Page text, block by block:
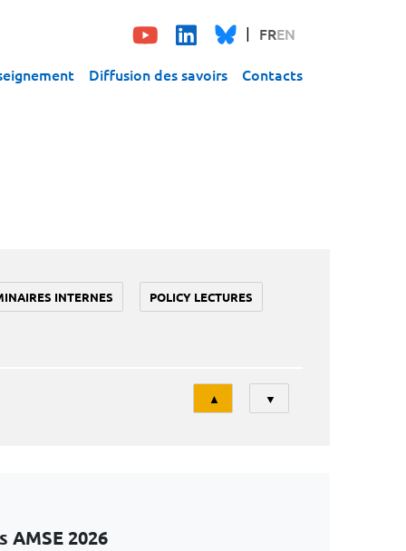
FREN
Diffusion des savoirs Contacts
INTERNES POLICY LECTURES
Tri
▲ ▼
2026